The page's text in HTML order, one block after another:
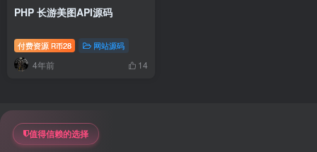
PHP 长游美图API源码
付费资源 R币28 网站源码
4年前 14
值得信赖的选择